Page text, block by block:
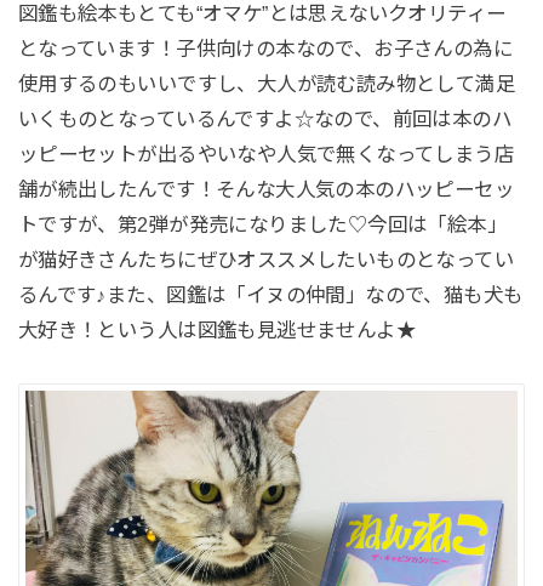
図鑑も絵本もとても“オマケ”とは思えないクオリティー
となっています！子供向けの本なので、お子さんの為に
使用するのもいいですし、大人が読む読み物として満足
いくものとなっているんですよ☆なので、前回は本のハ
ッピーセットが出るやいなや人気で無くなってしまう店
舗が続出したんです！そんな大人気の本のハッピーセッ
トですが、第2弾が発売になりました♡今回は「絵本」
が猫好きさんたちにぜひオススメしたいものとなってい
るんです♪また、図鑑は「イヌの仲間」なので、猫も犬も
大好き！という人は図鑑も見逃せませんよ★